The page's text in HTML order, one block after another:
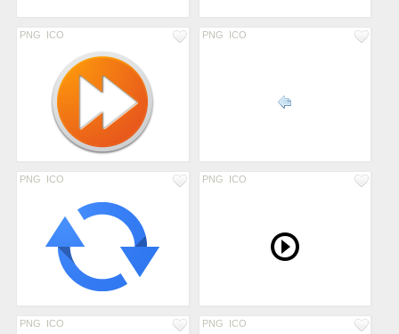
PNG ICO PNG ICO
PNG ICO PNG ICO
PNG ICO PNG ICO